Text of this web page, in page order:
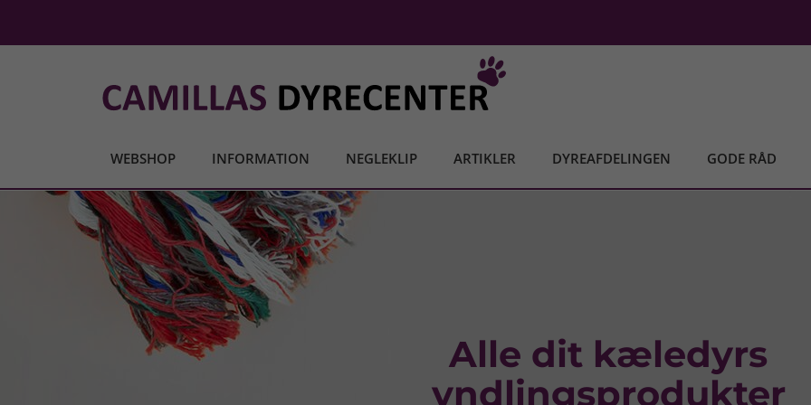
WEBSHOP INFORMATION NEGLEKLIP ARTIKLER DYREAFDELINGEN GODE RÅD
Vi har et stort udvalg